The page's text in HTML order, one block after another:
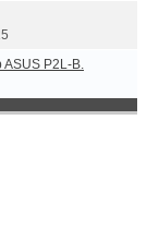
ASUS P2L-B.